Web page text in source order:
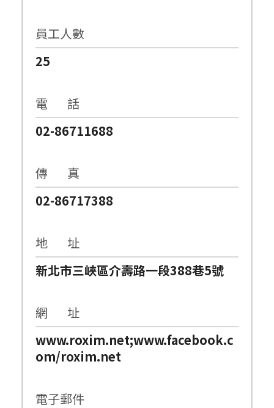
員工人數
25
電 話
02-86711688
傳 真
02-86717388
地 址
新北市三峽區介壽路一段388巷5號
網 址
www.roxim.net;www.facebook.c
om/roxim.net
電子郵件